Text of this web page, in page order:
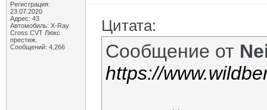
Регистрация:
23.07.2020
Адрес: 43
Автомобиль: X-Ray
Cross CVT Люкс
престиж.
Сообщений: 4,266
Цитата:
Сообщение от
https://